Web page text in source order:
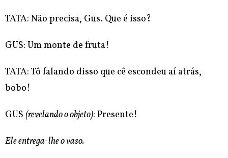
TATA: Não precisa, Gus. Que é isso?
GUS: Um monte de fruta!
TATA: Tô falando disso que cê escondeu aí atrás,
bobo!
GUS (revelando o objeto): Presente!
Ele entrega-lhe o vaso.